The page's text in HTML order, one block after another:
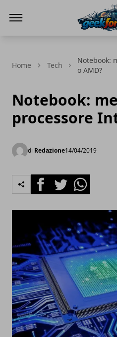
Home Tech
Notebook:
o AMD?
Notebook:
processore
di Redazione14/04/2019
FacebookTwitterWhatsapp